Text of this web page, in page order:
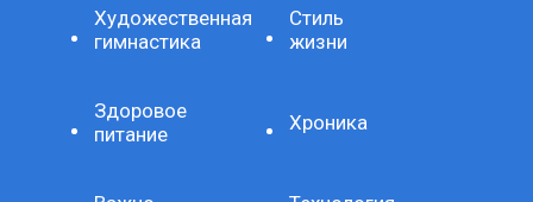
Художественная
гимнастика
Стиль
жизни
Здоровое
питание
Хроника